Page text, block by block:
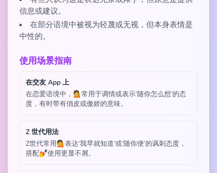
信息或建议。
在部分语境中被视为轻蔑或无视，但本身表情是
中性的。
使用场景指南
在交友 App 上
在恋爱语境中，💁常用于调情或表示‘随你怎么想’的态
度，有时带有俏皮或傲娇的意味。
Z 世代用法
Z世代常用💁表达‘我早就知道’或‘随你便’的讽刺态度，
搭配💅使用更显不屑。